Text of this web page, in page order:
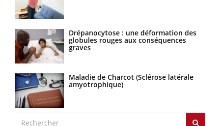
Drépanocytose : une déformation des
globules rouges aux conséquences
graves
Maladie de Charcot (Sclérose latérale
amyotrophique)